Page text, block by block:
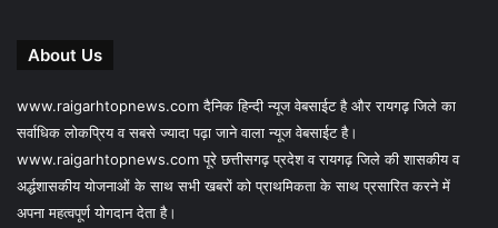
About Us
www.raigarhtopnews.com दैनिक हिन्दी न्यूज वेबसाईट है और रायगढ़ जिले का
सर्वाधिक लोकप्रिय व सबसे ज्यादा पढ़ा जाने वाला न्यूज वेबसाईट है।
www.raigarhtopnews.com पूरे छत्तीसगढ़ प्रदेश व रायगढ़ जिले की शासकीय व
अर्द्धशासकीय योजनाओं के साथ सभी खबरों को प्राथमिकता के साथ प्रसारित करने में
अपना महत्वपूर्ण योगदान देता है।